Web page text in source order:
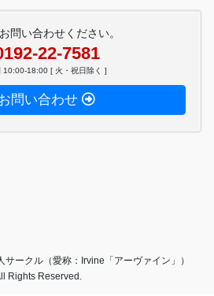
問い合わせください。
22-7581
10:00-18:00 [ 火・祝日除く ]
問い合わせ
ークル（愛称：Irvine「アーヴァイン」）
Rights Reserved.